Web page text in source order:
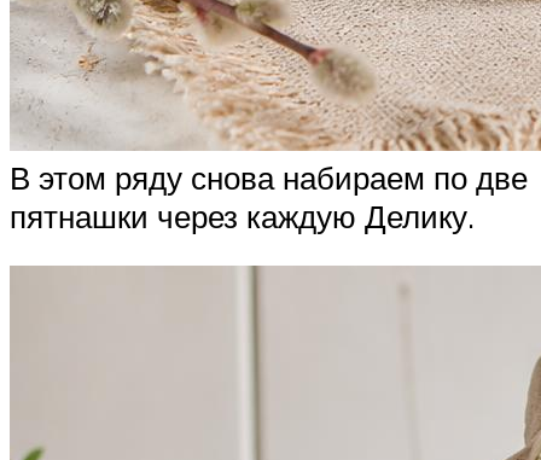
В этом ряду снова набираем по две
пятнашки через каждую Делику.